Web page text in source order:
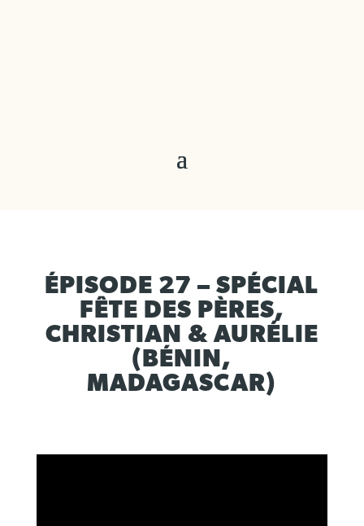
ÉPISODE 27 – SPÉCIAL
FÊTE DES PÈRES,
CHRISTIAN & AURÉLIE
(BÉNIN,
MADAGASCAR)